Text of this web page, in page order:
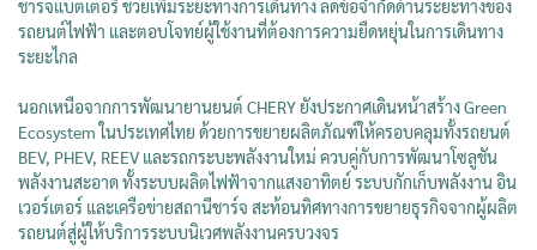
ชาร์จแบตเตอรี่ ช่วยเพิ่มระยะทางการเดินทาง ลดข้อจำกัดด้านระยะทางของ
รถยนต์ไฟฟ้า และตอบโจทย์ผู้ใช้งานที่ต้องการความยืดหยุ่นในการเดินทาง
ระยะไกล
นอกเหนือจากการพัฒนายานยนต์ CHERY ยังประกาศเดินหน้าสร้าง Green
Ecosystem ในประเทศไทย ด้วยการขยายผลิตภัณฑ์ให้ครอบคลุมทั้งรถยนต์
BEV, PHEV, REEV และรถกระบะพลังงานใหม่ ควบคู่กับการพัฒนาโซลูชัน
พลังงานสะอาด ทั้งระบบผลิตไฟฟ้าจากแสงอาทิตย์ ระบบกักเก็บพลังงาน อิน
เวอร์เตอร์ และเครือข่ายสถานีชาร์จ สะท้อนทิศทางการขยายธุรกิจจากผู้ผลิต
รถยนต์สู่ผู้ให้บริการระบบนิเวศพลังงานครบวงจร